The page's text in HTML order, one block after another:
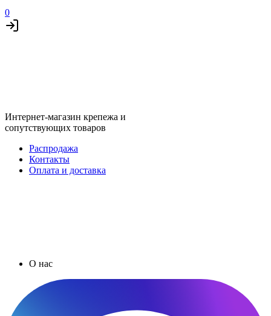
0
Интернет-магазин крепежа и
сопутствующих товаров
Распродажа
Контакты
Оплата и доставка
О нас